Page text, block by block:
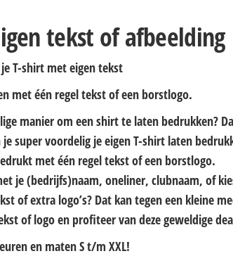
tekst of afbeelding
T-shirt met eigen tekst
met één regel tekst of een borstlogo.
manier om een shirt te laten bedrukken?
super voordelig je eigen T-shirt laten
met één regel tekst of een borstlogo.
je (bedrijfs)naam, oneliner, clubnaam, of
of extra logo’s? Dat kan tegen een kleine
of logo en profiteer van deze geweldige
en maten S t/m XXL!